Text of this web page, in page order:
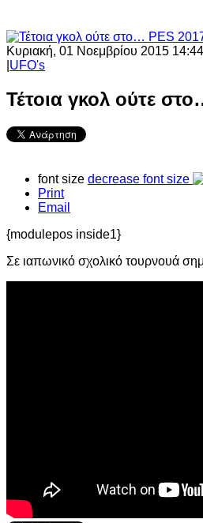
Κυριακή, 01 Νοεμβρίου 2015 14:44
UFO's
Τέτοια γκολ ούτε
font size decrease font size
Print
Email
{modulepos inside1}
Σε ιαπωνικό σχολικό τουρνουά